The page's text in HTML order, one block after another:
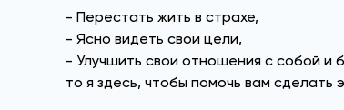
- Перестать жить в страхе,
- Ясно видеть свои цели,
- Улучшить свои отношения с собой и
то я здесь, чтобы помочь вам сделать